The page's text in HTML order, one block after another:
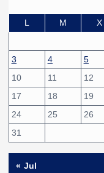
L
M X
3
4 5
10
11 12
17
18 19
24
25 26
31
« Jul